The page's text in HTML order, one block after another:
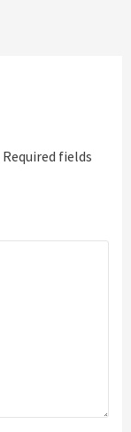
Required fields